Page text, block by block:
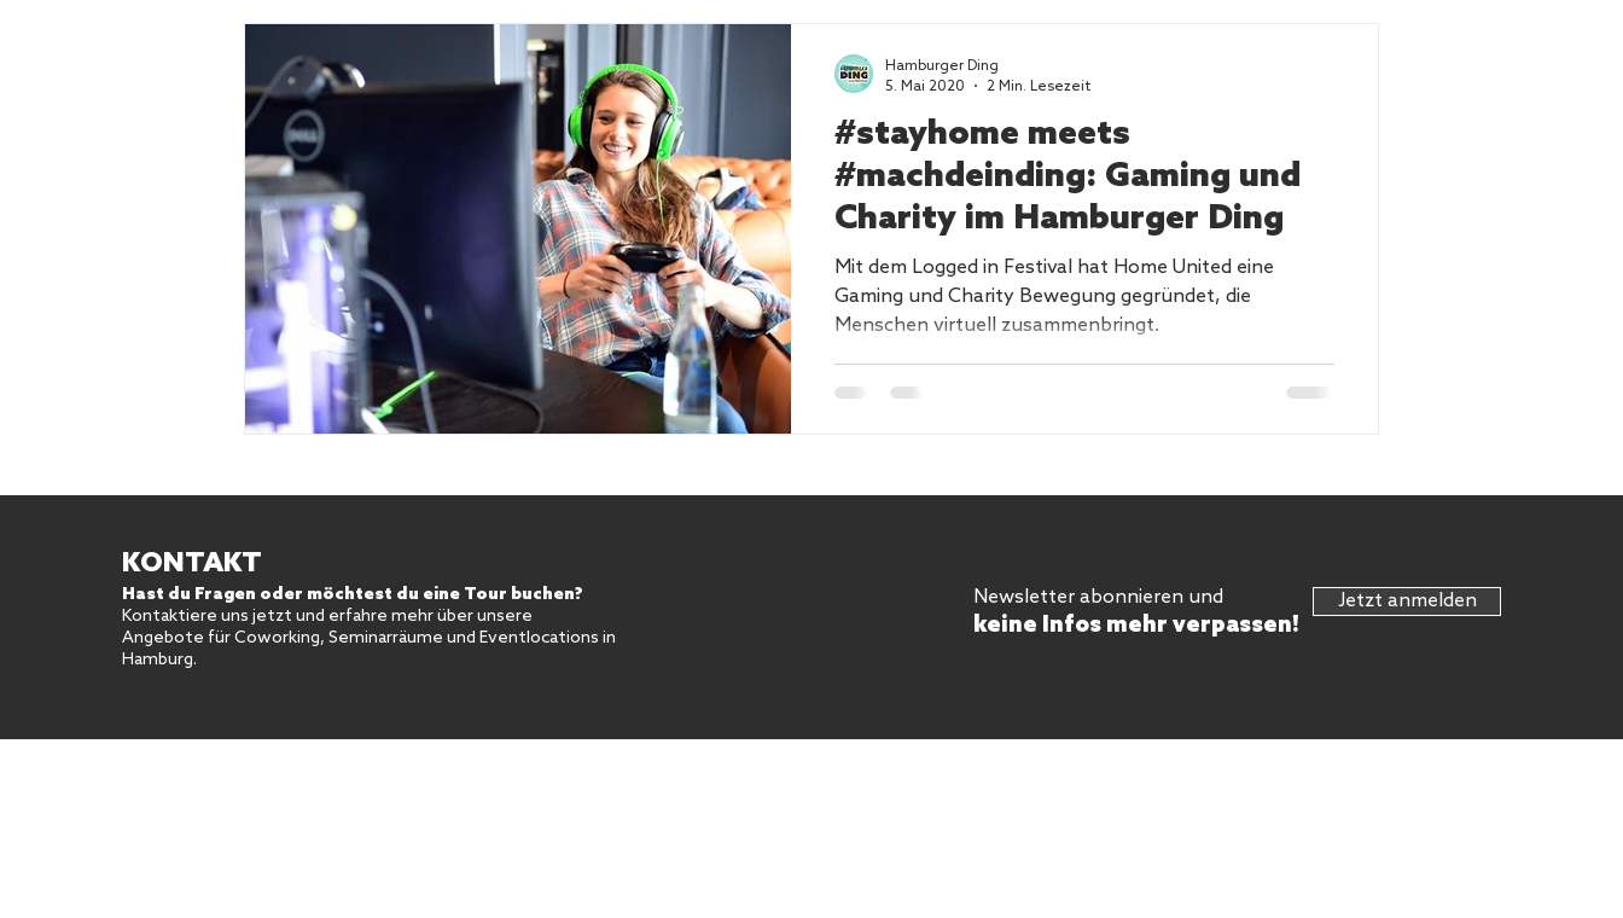
#stayhome meets
#machdeinding: Gaming und
Charity im Hamburger Ding
Mit dem Logged in Festival hat Home United eine
Gaming und Charity Bewegung gegründet, die
Menschen virtuell zusammenbringt.
Hamburger Ding
5. Mai 2020
2 Min. Lesezeit
KONTAKT
Hast du Fragen oder möchtest du eine Tour buchen?
Kontaktiere uns jetzt und erfahre mehr über unsere
Angebote für Coworking, Seminarräume und Eventlocations in
Hamburg.
Newsletter abonnieren und
keine Infos mehr verpassen!
Jetzt anmelden